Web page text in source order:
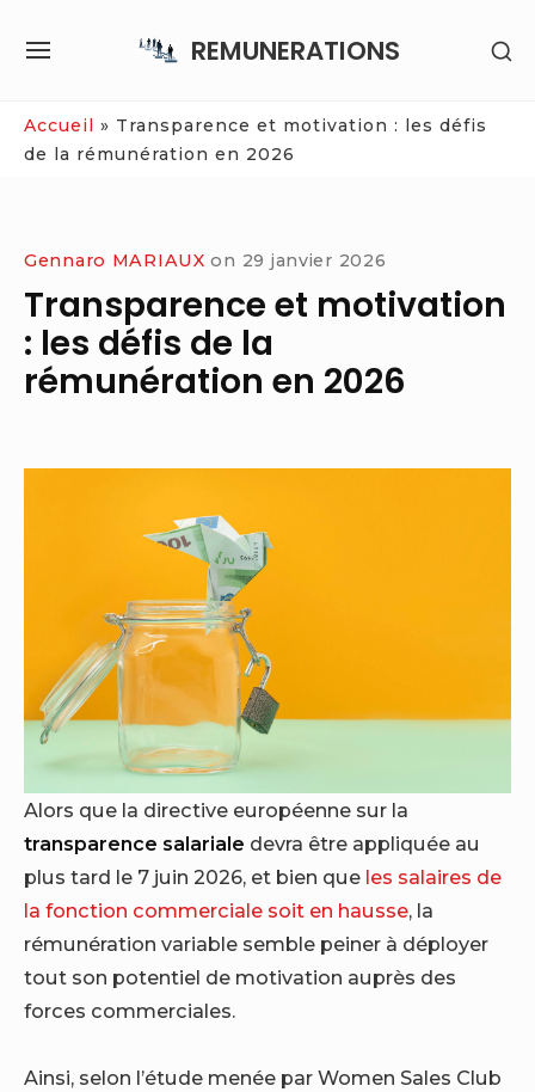
REMUNERATIONS
SITE
Accueil » Transparence et motivation : les défis
de la rémunération en 2026
Gennaro MARIAUX on 29 janvier 2026
Transparence et motivation
: les défis de la
rémunération en 2026
Alors que la directive européenne sur la
transparence salariale devra être appliquée au
plus tard le 7 juin 2026, et bien que les salaires de
la fonction commerciale soit en hausse, la
rémunération variable semble peiner à déployer
tout son potentiel de motivation auprès des
forces commerciales.
Ainsi, selon l’étude menée par Women Sales Club